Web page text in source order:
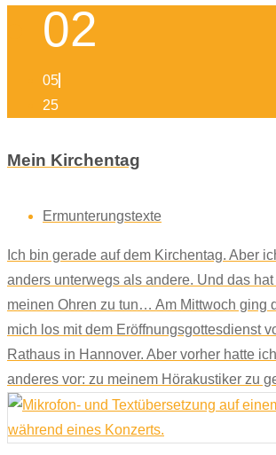
02
05
25
Mein Kirchentag
Ermunterungstexte
Ich bin gerade auf dem Kirchentag. Aber
anders unterwegs als andere. Und das
meinen Ohren zu tun… Am Mittwoch ging
mich los mit dem Eröffnungsgottesdienst
Rathaus in Hannover. Aber vorher hatte
anderes vor: zu meinem Hörakustiker zu